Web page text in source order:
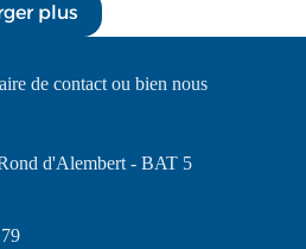
plus
de contact ou bien nous
d'Alembert - BAT 5